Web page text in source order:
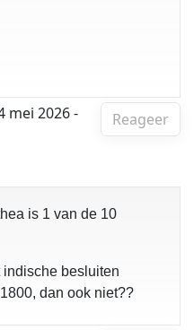
Reageer
mei 2026 -
is 1 van de 10
besluiten
dan ook niet??